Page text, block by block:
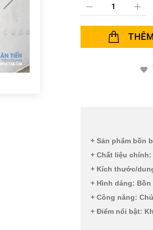
+ Sản phẩm bồn
+ Chất liệu chính:
+ Kích thước/
+ Hình dáng:
+ Công năng:
+ Điểm nổi bật: